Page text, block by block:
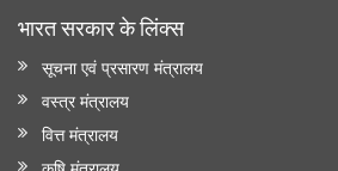
भारत सरकार के लिंक्‍स
सूचना एवं प्रसारण मंत्रालय
वस्त्र मंत्रालय
वित्त मंत्रालय